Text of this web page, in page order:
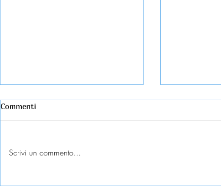
Commenti
Scrivi un commento...